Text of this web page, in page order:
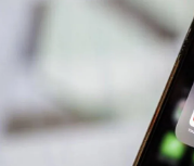
Haber İlanlar
Kültür-Sanat
Magazin